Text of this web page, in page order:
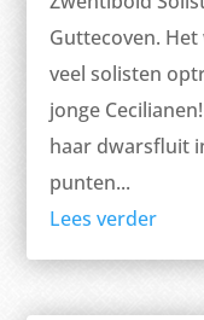
Guttecoven.
veel solisten
jonge
haar dwarsfluit
punten...
Lees verder